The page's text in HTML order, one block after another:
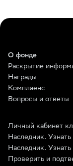
О фонде
Раскрытие
Награды
Комплаенс
Вопросы и ответы
Личный кабинет
Наследник.
Наследник.
Проверить и